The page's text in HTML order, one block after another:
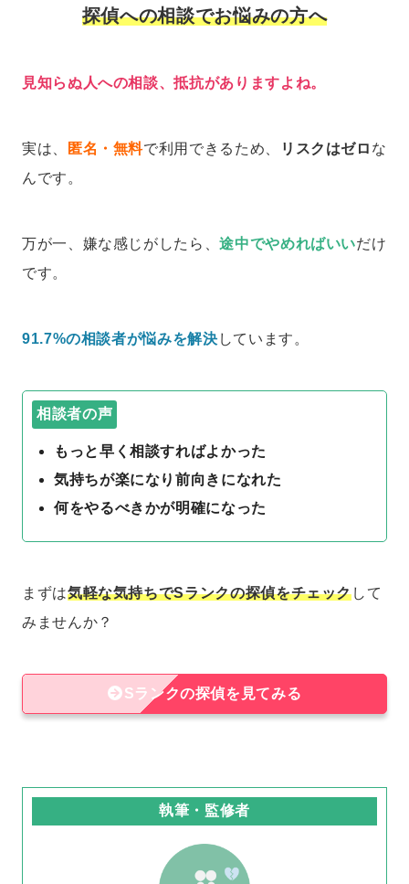
探偵への相談でお悩みの方へ
見知らぬ人への相談、抵抗がありますよね。
実は、 匿名・無料で利用できるため、 リスクはゼロ な
んです。
万が一、嫌な感じがしたら、途中でやめればいいだけ
です。
91.7%の相談者が悩みを解決 しています。
相談者の声
もっと早く相談すればよかった
気持ちが楽になり前向きになれた
何をやるべきかが明確になった
まずは気軽な気持ちでSランクの探偵をチェックして
みませんか？
Sランクの探偵を見てみる
執筆・監修者